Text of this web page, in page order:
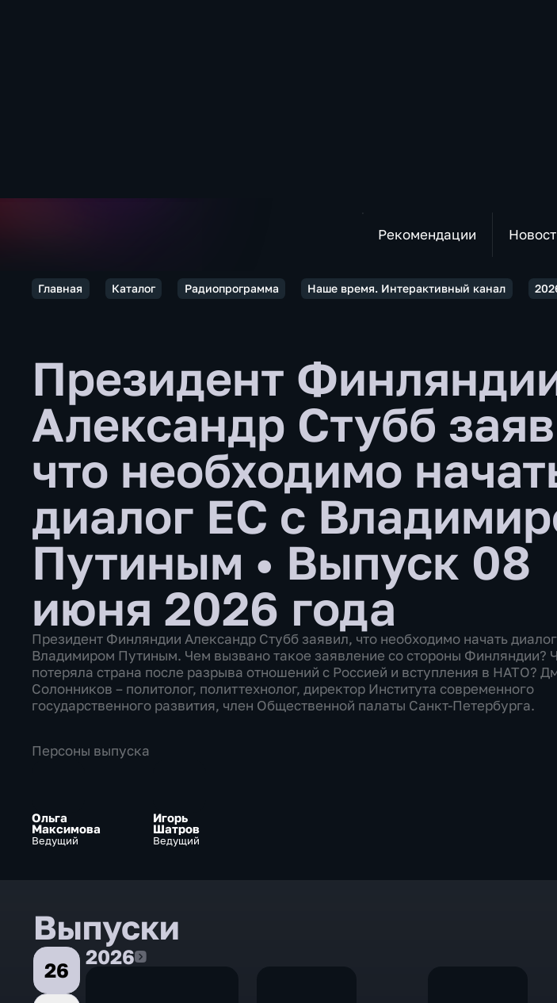
Рекомендации
Главная Каталог Радиопрограмма Наше время. Интерактивный канал
Президент
Александр Стубб
что необходимо
диалог ЕС с
Путиным • Выпуск 08
июня 2026 года
Президент Финляндии Александр Стубб заявил, что необходимо начать
Владимиром Путиным. Чем вызвано такое заявление со стороны Финляндии?
потеряла страна после разрыва отношений с Россией и вступления в НАТО?
Солонников – политолог, политтехнолог, директор Института современного
государственного развития, член Общественной палаты Санкт-Петербурга.
Персоны выпуска
Ольга
Максимова
Ведущий
Игорь
Шатров
Ведущий
Выпуски
26
20262026